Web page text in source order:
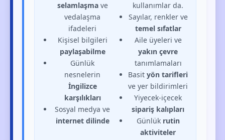
selamlaşmave
vedalaşma
ifadeleri
Kişisel bilgileri
paylaşabilme
Günlük
nesnelerin
İngilizce
karşılıkları
Sosyal medya ve
internet dilinde
kullanımlar da.
Sayılar, renkler ve
temel sıfatlar
Aile üyeleri ve
yakın çevre
tanımlamaları
Basityön tarifleri
ve yer bildirimleri
Yiyecek-içecek
sipariş kalıpları
Günlük rutin
aktiviteler